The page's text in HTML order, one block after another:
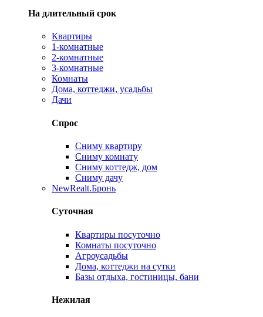
На длительный срок
Квартиры
1-комнатные
2-комнатные
3-комнатные
Комнаты
Дома, коттеджи, усадьбы
Дачи
Спрос
Сниму квартиру
Сниму комнату
Сниму коттедж, дом
Сниму дачу
NewRealt.Бронь
Суточная
Квартиры посуточно
Комнаты посуточно
Агроусадьбы
Дома, коттеджи на сутки
Базы отдыха, гостиницы, бани
Нежилая